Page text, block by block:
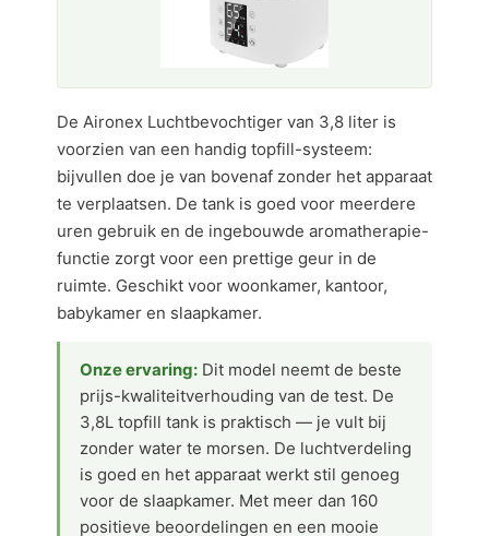
De Aironex Luchtbevochtiger van 3,8 liter is
voorzien van een handig topfill-systeem:
bijvullen doe je van bovenaf zonder het apparaat
te verplaatsen. De tank is goed voor meerdere
uren gebruik en de ingebouwde aromatherapie-
functie zorgt voor een prettige geur in de
ruimte. Geschikt voor woonkamer, kantoor,
babykamer en slaapkamer.
Onze ervaring: Dit model neemt de beste
prijs-kwaliteitverhouding van de test. De
3,8L topfill tank is praktisch — je vult bij
zonder water te morsen. De luchtverdeling
is goed en het apparaat werkt stil genoeg
voor de slaapkamer. Met meer dan 160
positieve beoordelingen en een mooie